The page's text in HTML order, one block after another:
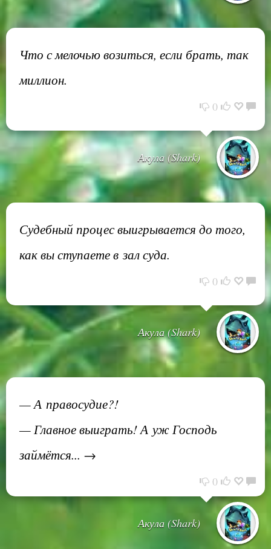
Что с мелочью возиться, если брать, так
миллион.
0
Акула (Shark)
Судебный процес выигрывается до того,
как вы ступаете в зал суда.
0
Акула (Shark)
— А правосудие?!
— Главное выиграть! А уж Господь
займётся... →
0
Акула (Shark)